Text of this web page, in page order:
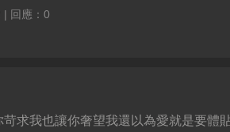
| 回應：0
求我也讓你奢望我還以為愛就是要體